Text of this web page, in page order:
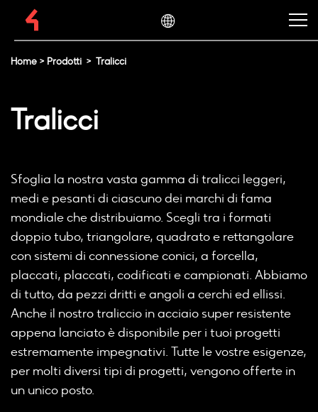
Home > Prodotti > Tralicci
Tralicci
Sfoglia la nostra vasta gamma di tralicci leggeri,
medi e pesanti di ciascuno dei marchi di fama
mondiale che distribuiamo. Scegli tra i formati
doppio tubo, triangolare, quadrato e rettangolare
con sistemi di connessione conici, a forcella,
placcati, placcati, codificati e campionati. Abbiamo
di tutto, da pezzi dritti e angoli a cerchi ed ellissi.
Anche il nostro traliccio in acciaio super resistente
appena lanciato è disponibile per i tuoi progetti
estremamente impegnativi. Tutte le vostre esigenze,
per molti diversi tipi di progetti, vengono offerte in
un unico posto.